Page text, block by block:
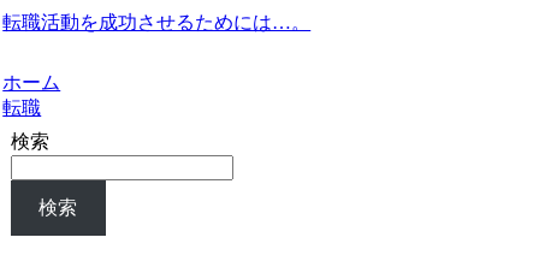
転職活動を成功させるためには…。
ホーム
転職
検索
検索